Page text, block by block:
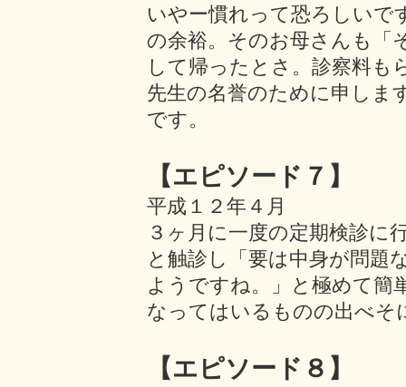
いやー慣れって恐ろしいで
の余裕。そのお母さんも「
して帰ったとさ。診察料
先生の名誉のために申しま
です。
【エピソード７】
平成１２年４月
３ヶ月に一度の定期検診に
と触診し「要は中身が問題
ようですね。」と極めて簡
なってはいるものの出べそ
【エピソード８】